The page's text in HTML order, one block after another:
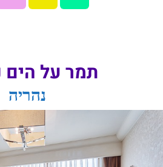
תמר על הים
נהריה